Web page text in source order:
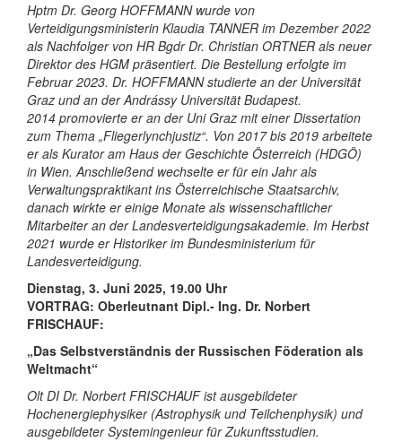
Hptm Dr. Georg HOFFMANN wurde von
Verteidigungsministerin Klaudia TANNER im Dezember 2022
als Nachfolger von HR Bgdr Dr. Christian ORTNER als neuer
Direktor des HGM präsentiert. Die Bestellung erfolgte im
Februar 2023. Dr. HOFFMANN studierte an der Universität
Graz und an der Andrássy Universität Budapest.
2014 promovierte er an der Uni Graz mit einer Dissertation
zum Thema „Fliegerlynchjustiz“. Von 2017 bis 2019 arbeitete
er als Kurator am Haus der Geschichte Österreich (HDGÖ)
in Wien. Anschließend wechselte er für ein Jahr als
Verwaltungspraktikant ins Österreichische Staatsarchiv,
danach wirkte er einige Monate als wissenschaftlicher
Mitarbeiter an der Landesverteidigungsakademie. Im Herbst
2021 wurde er Historiker im Bundesministerium für
Landesverteidigung.
Dienstag, 3. Juni 2025, 19.00 Uhr
VORTRAG: Oberleutnant Dipl.- Ing. Dr. Norbert
FRISCHAUF:
„Das Selbstverständnis der Russischen Föderation als
Weltmacht“
Olt DI Dr. Norbert FRISCHAUF ist ausgebildeter
Hochenergiephysiker (Astrophysik und Teilchenphysik) und
ausgebildeter Systemingenieur für Zukunftsstudien.